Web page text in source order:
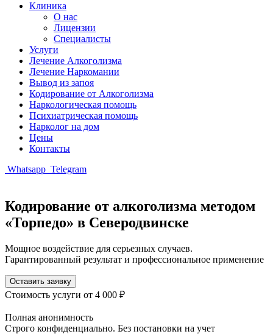
Клиника
О нас
Лицензии
Специалисты
Услуги
Лечение Алкоголизма
Лечение Наркомании
Вывод из запоя
Кодирование от Алкоголизма
Наркологическая помощь
Психиатрическая помощь
Нарколог на дом
Цены
Контакты
Whatsapp Telegram
Кодирование от алкоголизма методом
«Торпедо» в Северодвинске
Мощное воздействие для серьезных случаев.
Гарантированный результат и профессиональное применение
Оставить заявку
Стоимость услуги от 4 000 ₽
Полная анонимность
Строго конфиденциально. Без постановки на учет